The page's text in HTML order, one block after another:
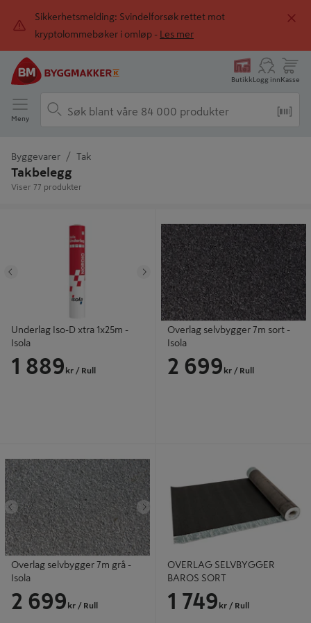
Sikkerhetsmelding: Svindelforsøk rettet mot
kryptolommebøker i omløp -
Les mer
ButikkLogg innKasse
Meny
Byggevarer Tak
Takbelegg
Viser 77 produkter
Neste
Underlag Iso-D xtra 1x25m -
Isola
1 889 kr / Rull
Overlag selvbygger 7m sort -
Isola
2 699 kr / Rull
Tidligere Neste
Overlag selvbygger 7m grå -
Isola
2 699 kr / Rull
OVERLAG SELVBYGGER
BAROS SORT
1 749 kr / Rull